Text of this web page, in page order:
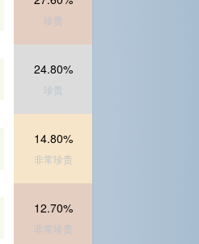
珍贵
24.80%
珍贵
14.80%
非常珍贵
12.70%
非常珍贵